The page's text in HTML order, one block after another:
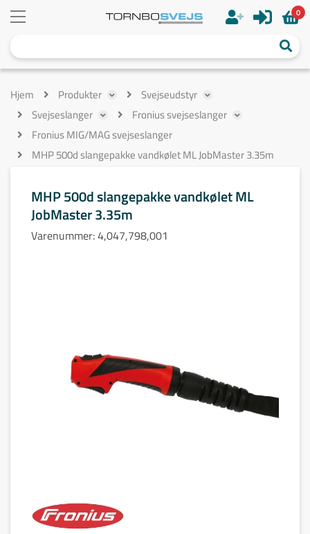
0
Hjem Produkter
Svejseudstyr
Svejseslanger
Fronius svejseslanger
Fronius MIG/MAG svejseslanger
MHP 500d slangepakke vandkølet ML JobMaster 3.35m
MHP 500d slangepakke vandkølet ML
JobMaster 3.35m
Varenummer:4,047,798,001